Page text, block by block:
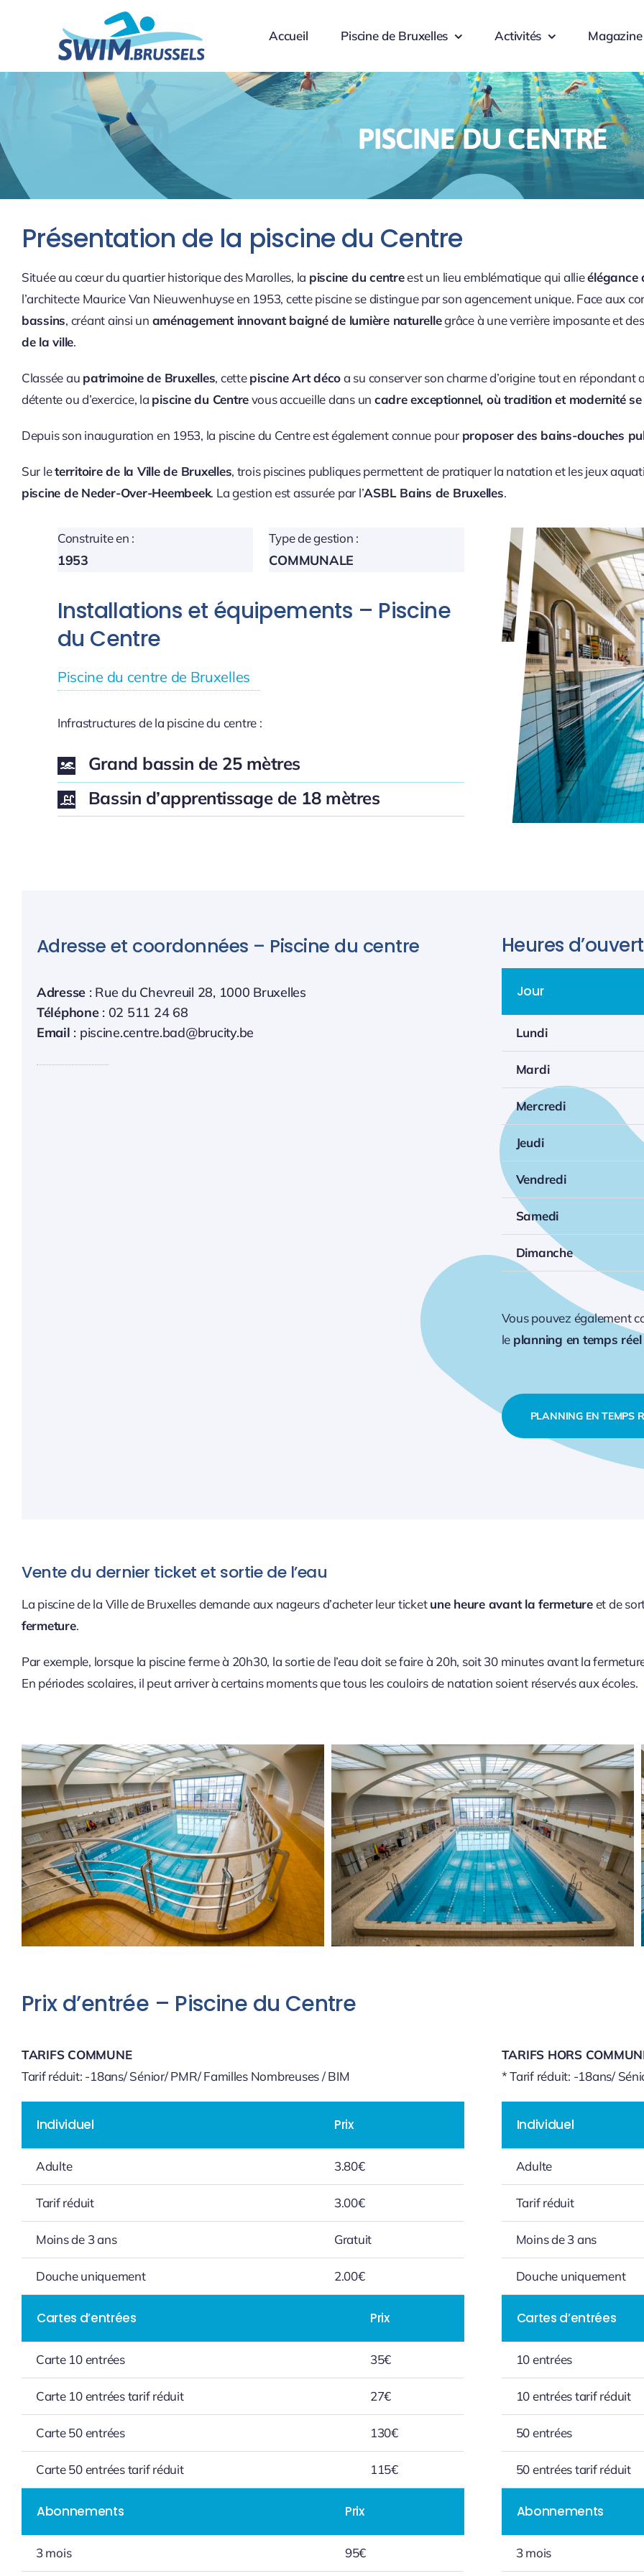
Accueil Piscine de Bruxelles Activités Magazine
PISCINE DU CENTRE
Présentation de la piscine du Centre
Située au cœur du quartier historique des Marolles, la piscine du centreest un lieu emblématique qui allieélégance
l’architecte Maurice Van Nieuwenhuyse en 1953, cette piscine se distingue par son agencement unique. Face aux
bassins, créant ainsi un aménagement innovant baigné de lumière naturellegrâce à une verrière imposante et
de la ville.
Classée au patrimoine de Bruxelles, cettepiscine Art décoa su conserver son charme d’origine tout en répondant
détente ou d’exercice, la piscine du Centrevous accueille dans un cadre exceptionnel, où tradition et modernité
Depuis son inauguration en 1953, la piscine du Centre est également connue pour proposer des bains-douches
Sur leterritoire de la Ville de Bruxelles, trois piscines publiques permettent de pratiquer la natation et les jeux
piscine de Neder-Over-Heembeek. La gestion est assurée par l’ASBL Bains de Bruxelles.
Construite en :
1953
Type de gestion :
COMMUNALE
Installations et équipements – Piscine
du Centre
Piscine du centre de Bruxelles
Infrastructures de la piscine du centre :
Grand bassin de 25 mètres
Bassin d’apprentissage de 18 mètres
Adresse et coordonnées – Piscine du centre
Adresse : Rue du Chevreuil 28, 1000 Bruxelles
Téléphone: 02 511 24 68
Email : piscine.centre.bad@brucity.be
Heures
Jour
Lundi
Mardi
Mercredi
Jeudi
Vendredi
Samedi
Dimanche
Vous pouvez également
le planning en temps réel
PLANNING EN TEMPS
Vente du dernier ticket et sortie de l’eau
La piscine de la Ville de Bruxelles demande aux nageurs d’acheter leur ticketune heure avant la fermetureet de
fermeture.
Par exemple, lorsque la piscine ferme à 20h30, la sortie de l’eau doit se faire à 20h, soit 30 minutes avant la
En périodes scolaires, il peut arriver à certains moments que tous les couloirs de natation soient réservés aux écoles.
Prix d’entrée – Piscine du Centre
TARIFS COMMUNE
Tarif réduit: -18ans/ Sénior/ PMR/ Familles Nombreuses / BIM
Individuel Prix
Adulte 3.80€
Tarif réduit 3.00€
Moins de 3 ans Gratuit
Douche uniquement 2.00€
Cartes d’entrées Prix
Carte 10 entrées 35€
Carte 10 entrées tarif réduit 27€
Carte 50 entrées 130€
Carte 50 entrées tarif réduit 115€
Abonnements Prix
3 mois 95€
TARIFS HORS
* Tarif réduit: -18ans/
Individuel
Adulte
Tarif réduit
Moins de 3 ans
Douche uniquement
Cartes d’entrées
10 entrées
10 entrées tarif réduit
50 entrées
50 entrées tarif réduit
Abonnements
3 mois